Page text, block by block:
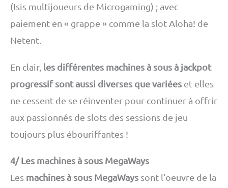
(Isis multijoueurs de Microgaming) ; avec
paiement en « grappe » comme la slot Aloha! de
Netent.
En clair, les différentes machines à sous à jackpot
progressif sont aussi diverses que variées et elles
ne cessent de se réinventer pour continuer à offrir
aux passionnés de slots des sessions de jeu
toujours plus ébouriffantes !
4/ Les machines à sous MegaWays
Les machines à sous MegaWays sont l’oeuvre de la